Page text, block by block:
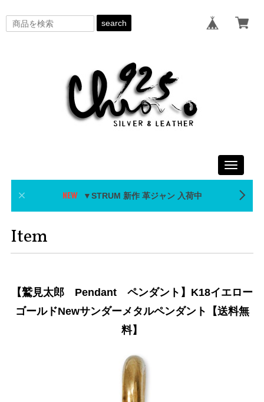
search
Toggle
▼STRUM 新作 革ジャン 入荷中
Item
【鷲見太郎 Pendant ペンダント】K18イエロー
ゴールドNewサンダーメタルペンダント【送料無
料】